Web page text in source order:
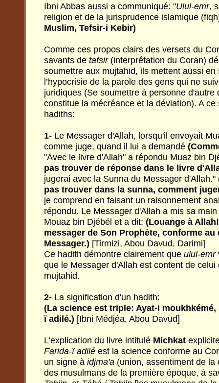
Ibni Abbas aussi a communiqué: "Ulul-emr,
religion et de la jurisprudence islamique
Muslim, Tefsir-i Kebir)
Comme ces propos clairs des versets du
savants de tafsir(interprétation du Coran)
soumettre aux mujtahid, ils mettent aussi en
l’hypocrisie de la parole des gens qui ne
juridiques (Se soumettre à personne d'autre
constitue la mécréance et la déviation). A
hadiths:
1- Le Messager d'Allah, lorsqu'il envoyait
comme juge, quand il lui a demandé
"Avec le livre d'Allah" a répondu Muaz bin
pas trouver de réponse dans le livre
jugerai avec la Sunna du Messager d'Allah."
pas trouver dans la sunna, comment
je comprend en faisant un raisonnement
répondu. Le Messager d'Allah a mis sa
Mouaz bin Djébél et a dit: (Louange à
messager de Son Prophète, conforme
Messager.) [Tirmizi, Abou Davud, Darimi]
Ce hadith démontre clairement que ulul-emr
que le Messager d'Allah est content de celui
mujtahid.
2- La signification d'un hadith:
(La science est triple: Ayat-i
ï adilé.) [Ibni Médjéa, Abou Davud]
L'explication du livre intitulé Michkat
Farida-ï adilé est la science conforme au
un signe à idjma'a (union, assentiment de
des musulmans de la première époque, à